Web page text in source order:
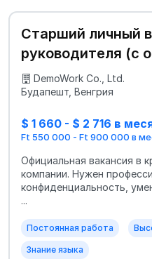
Старший личный
руководителя (с
DemoWork Co., Ltd.
Будапешт, Венгрия
$ 1 660 - $ 2 716 в
Ft 550 000 - Ft 900 000 в
Официальная вакансия в
компании. Нужен
конфиденциальность,
...
Постоянная работа
Знание языка